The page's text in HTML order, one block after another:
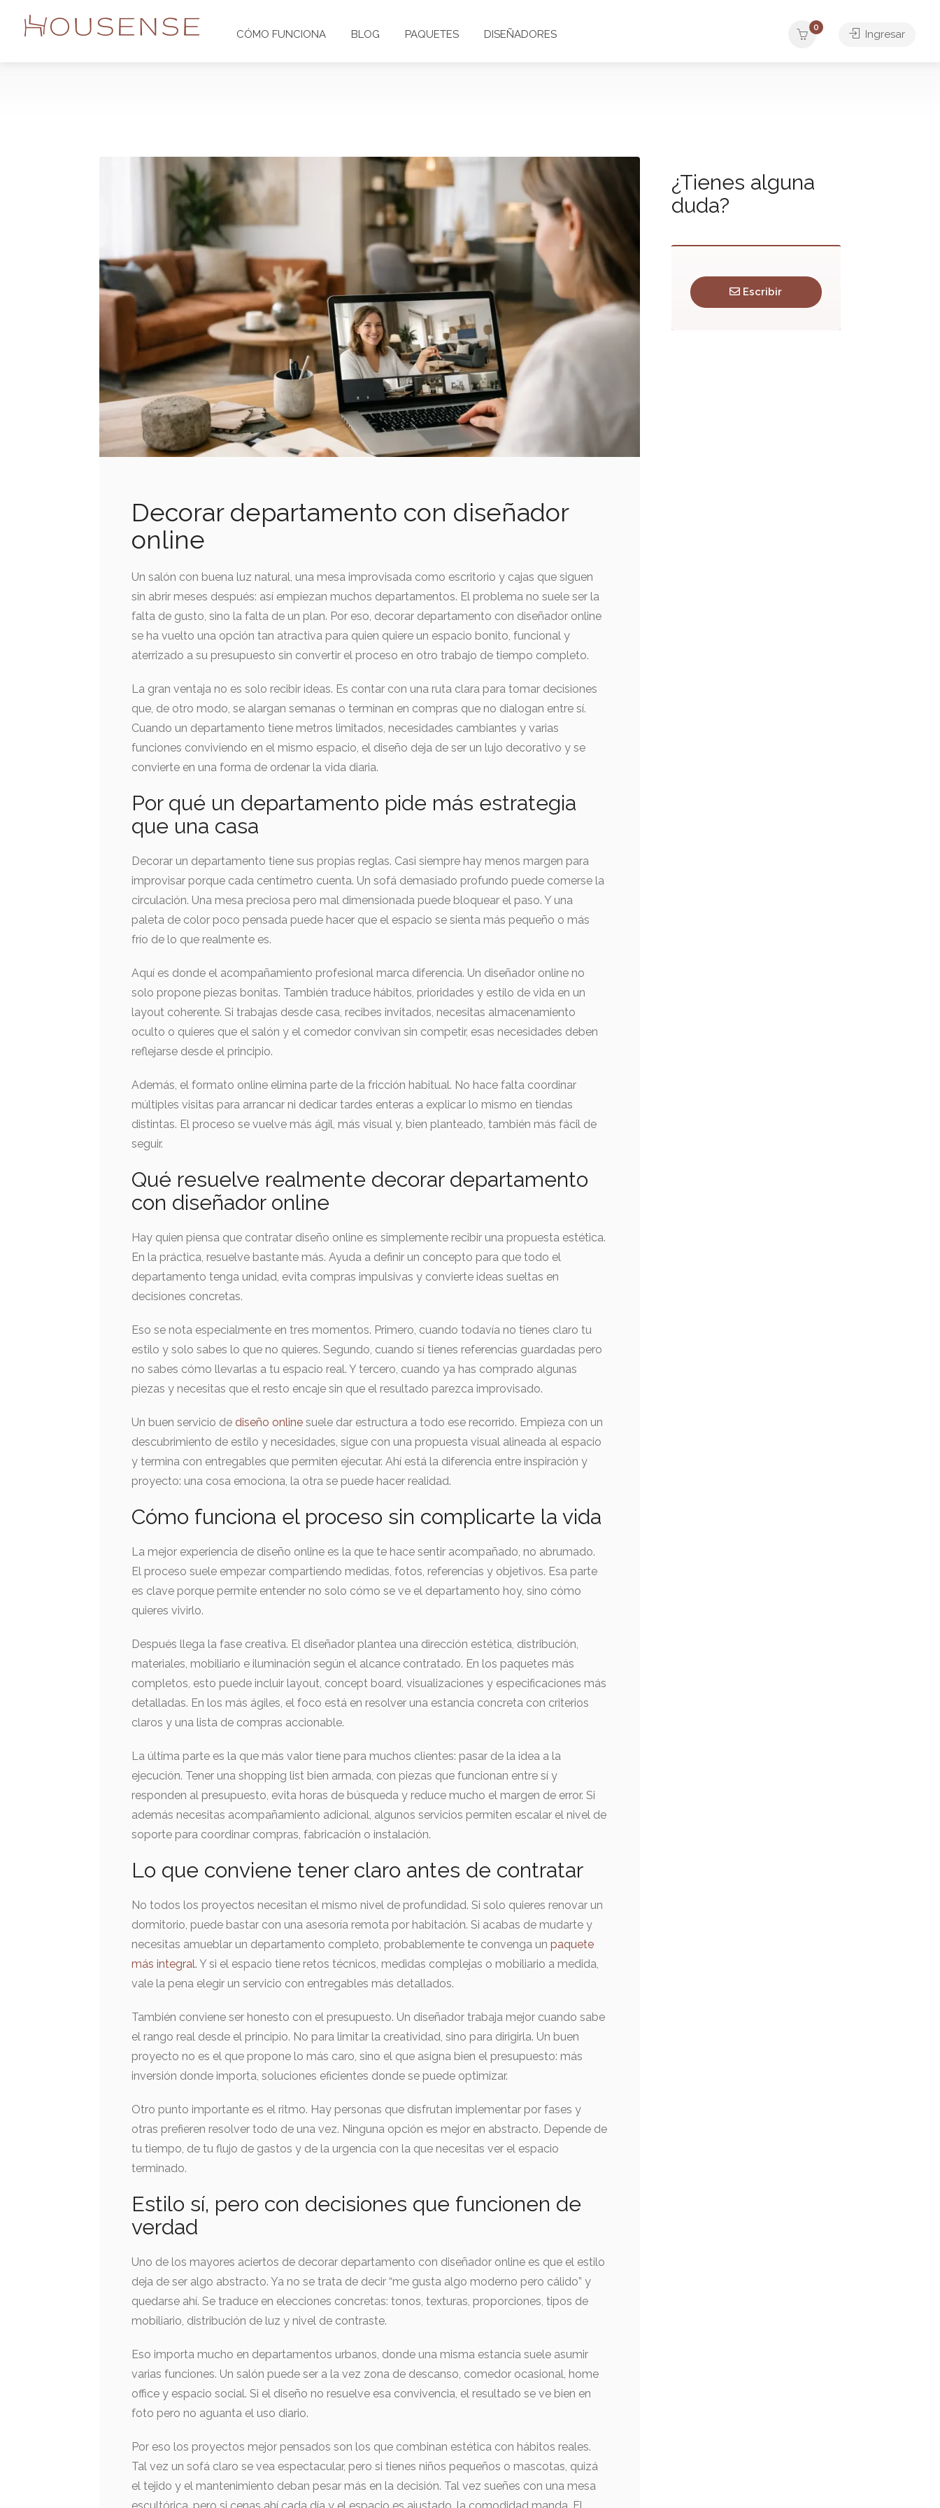
CÓMO FUNCIONA BLOG PAQUETES DISEÑADORES
0
Ingresar
Decorar departamento con diseñador
online
Un salón con buena luz natural, una mesa improvisada como escritorio y cajas que siguen
sin abrir meses después: así empiezan muchos departamentos. El problema no suele ser la
falta de gusto, sino la falta de un plan. Por eso, decorar departamento con diseñador online
se ha vuelto una opción tan atractiva para quien quiere un espacio bonito, funcional y
aterrizado a su presupuesto sin convertir el proceso en otro trabajo de tiempo completo.
La gran ventaja no es solo recibir ideas. Es contar con una ruta clara para tomar decisiones
que, de otro modo, se alargan semanas o terminan en compras que no dialogan entre sí.
Cuando un departamento tiene metros limitados, necesidades cambiantes y varias
funciones conviviendo en el mismo espacio, el diseño deja de ser un lujo decorativo y se
convierte en una forma de ordenar la vida diaria.
Por qué un departamento pide más estrategia
que una casa
Decorar un departamento tiene sus propias reglas. Casi siempre hay menos margen para
improvisar porque cada centímetro cuenta. Un sofá demasiado profundo puede comerse la
circulación. Una mesa preciosa pero mal dimensionada puede bloquear el paso. Y una
paleta de color poco pensada puede hacer que el espacio se sienta más pequeño o más
frío de lo que realmente es.
Aquí es donde el acompañamiento profesional marca diferencia. Un diseñador online no
solo propone piezas bonitas. También traduce hábitos, prioridades y estilo de vida en un
layout coherente. Si trabajas desde casa, recibes invitados, necesitas almacenamiento
oculto o quieres que el salón y el comedor convivan sin competir, esas necesidades deben
reflejarse desde el principio.
Además, el formato online elimina parte de la fricción habitual. No hace falta coordinar
múltiples visitas para arrancar ni dedicar tardes enteras a explicar lo mismo en tiendas
distintas. El proceso se vuelve más ágil, más visual y, bien planteado, también más fácil de
seguir.
Qué resuelve realmente decorar departamento
con diseñador online
Hay quien piensa que contratar diseño online es simplemente recibir una propuesta estética.
En la práctica, resuelve bastante más. Ayuda a definir un concepto para que todo el
departamento tenga unidad, evita compras impulsivas y convierte ideas sueltas en
decisiones concretas.
Eso se nota especialmente en tres momentos. Primero, cuando todavía no tienes claro tu
estilo y solo sabes lo que no quieres. Segundo, cuando sí tienes referencias guardadas pero
no sabes cómo llevarlas a tu espacio real. Y tercero, cuando ya has comprado algunas
piezas y necesitas que el resto encaje sin que el resultado parezca improvisado.
Un buen servicio de diseño online suele dar estructura a todo ese recorrido. Empieza con un
descubrimiento de estilo y necesidades, sigue con una propuesta visual alineada al espacio
y termina con entregables que permiten ejecutar. Ahí está la diferencia entre inspiración y
proyecto: una cosa emociona, la otra se puede hacer realidad.
Cómo funciona el proceso sin complicarte la vida
La mejor experiencia de diseño online es la que te hace sentir acompañado, no abrumado.
El proceso suele empezar compartiendo medidas, fotos, referencias y objetivos. Esa parte
es clave porque permite entender no solo cómo se ve el departamento hoy, sino cómo
quieres vivirlo.
Después llega la fase creativa. El diseñador plantea una dirección estética, distribución,
materiales, mobiliario e iluminación según el alcance contratado. En los paquetes más
completos, esto puede incluir layout, concept board, visualizaciones y especificaciones más
detalladas. En los más ágiles, el foco está en resolver una estancia concreta con criterios
claros y una lista de compras accionable.
La última parte es la que más valor tiene para muchos clientes: pasar de la idea a la
ejecución. Tener una shopping list bien armada, con piezas que funcionan entre sí y
responden al presupuesto, evita horas de búsqueda y reduce mucho el margen de error. Si
además necesitas acompañamiento adicional, algunos servicios permiten escalar el nivel de
soporte para coordinar compras, fabricación o instalación.
Lo que conviene tener claro antes de contratar
No todos los proyectos necesitan el mismo nivel de profundidad. Si solo quieres renovar un
dormitorio, puede bastar con una asesoría remota por habitación. Si acabas de mudarte y
necesitas amueblar un departamento completo, probablemente te convenga un paquete
más integral. Y si el espacio tiene retos técnicos, medidas complejas o mobiliario a medida,
vale la pena elegir un servicio con entregables más detallados.
También conviene ser honesto con el presupuesto. Un diseñador trabaja mejor cuando sabe
el rango real desde el principio. No para limitar la creatividad, sino para dirigirla. Un buen
proyecto no es el que propone lo más caro, sino el que asigna bien el presupuesto: más
inversión donde importa, soluciones eficientes donde se puede optimizar.
Otro punto importante es el ritmo. Hay personas que disfrutan implementar por fases y
otras prefieren resolver todo de una vez. Ninguna opción es mejor en abstracto. Depende de
tu tiempo, de tu flujo de gastos y de la urgencia con la que necesitas ver el espacio
terminado.
Estilo sí, pero con decisiones que funcionen de
verdad
Uno de los mayores aciertos de decorar departamento con diseñador online es que el estilo
deja de ser algo abstracto. Ya no se trata de decir “me gusta algo moderno pero cálido” y
quedarse ahí. Se traduce en elecciones concretas: tonos, texturas, proporciones, tipos de
mobiliario, distribución de luz y nivel de contraste.
Eso importa mucho en departamentos urbanos, donde una misma estancia suele asumir
varias funciones. Un salón puede ser a la vez zona de descanso, comedor ocasional, home
office y espacio social. Si el diseño no resuelve esa convivencia, el resultado se ve bien en
foto pero no aguanta el uso diario.
Por eso los proyectos mejor pensados son los que combinan estética con hábitos reales.
Tal vez un sofá claro se vea espectacular, pero si tienes niños pequeños o mascotas, quizá
el tejido y el mantenimiento deban pesar más en la decisión. Tal vez sueñes con una mesa
¿Tienes alguna
duda?
Escribir